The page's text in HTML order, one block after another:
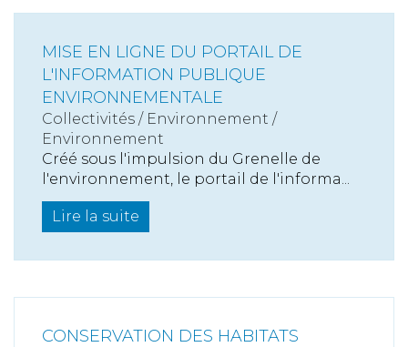
MISE EN LIGNE DU PORTAIL DE
L'INFORMATION PUBLIQUE
ENVIRONNEMENTALE
Collectivités / Environnement /
Environnement
Créé sous l'impulsion du Grenelle de
l'environnement, le portail de l'informa...
Lire la suite
CONSERVATION DES HABITATS